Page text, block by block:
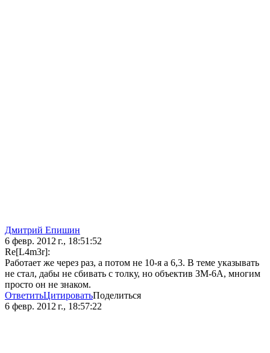
Дмитрий Епишин
6 февр. 2012 г., 18:51:52
Re[L4m3r]:
Работает же через раз, а потом не 10-я а 6,3. В теме указывать
не стал, дабы не сбивать с толку, но объектив ЗМ-6А, многим
просто он не знаком.
ОтветитьЦитироватьПоделиться
6 февр. 2012 г., 18:57:22